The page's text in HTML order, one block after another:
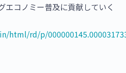
エコノミー普及に貢献していく
html/rd/p/